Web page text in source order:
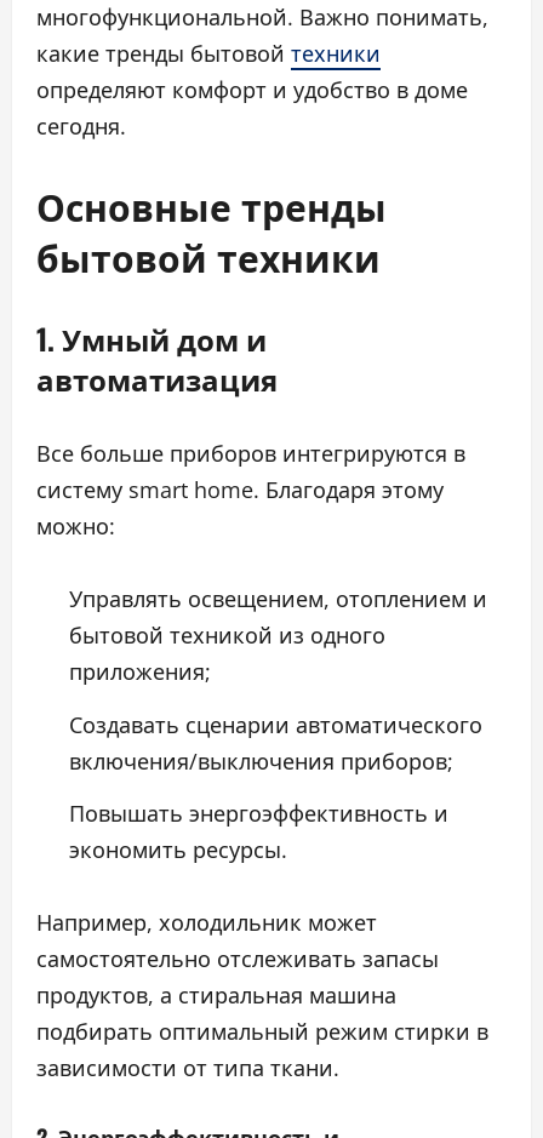
многофункциональной. Важно понимать,
какие тренды бытовой техники
определяют комфорт и удобство в доме
сегодня.
Основные тренды
бытовой техники
1. Умный дом и
автоматизация
Все больше приборов интегрируются в
систему smart home. Благодаря этому
можно:
Управлять освещением, отоплением и
бытовой техникой из одного
приложения;
Создавать сценарии автоматического
включения/выключения приборов;
Повышать энергоэффективность и
экономить ресурсы.
Например, холодильник может
самостоятельно отслеживать запасы
продуктов, а стиральная машина
подбирать оптимальный режим стирки в
зависимости от типа ткани.